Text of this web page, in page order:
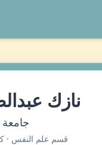
نازك
قسم علم النفس ·